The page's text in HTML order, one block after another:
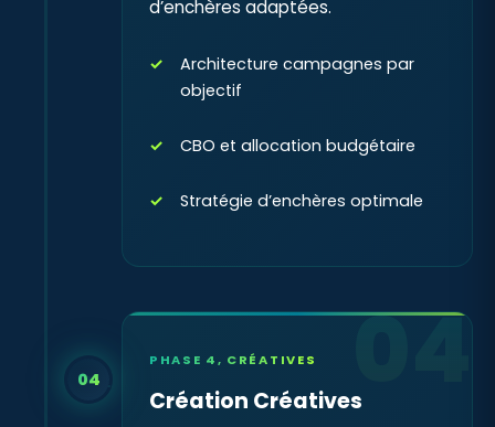
d’enchères adaptées.
Architecture campagnes par
objectif
CBO et allocation budgétaire
Stratégie d’enchères optimale
04 04
PHASE 4, CRÉATIVES
Création Créatives